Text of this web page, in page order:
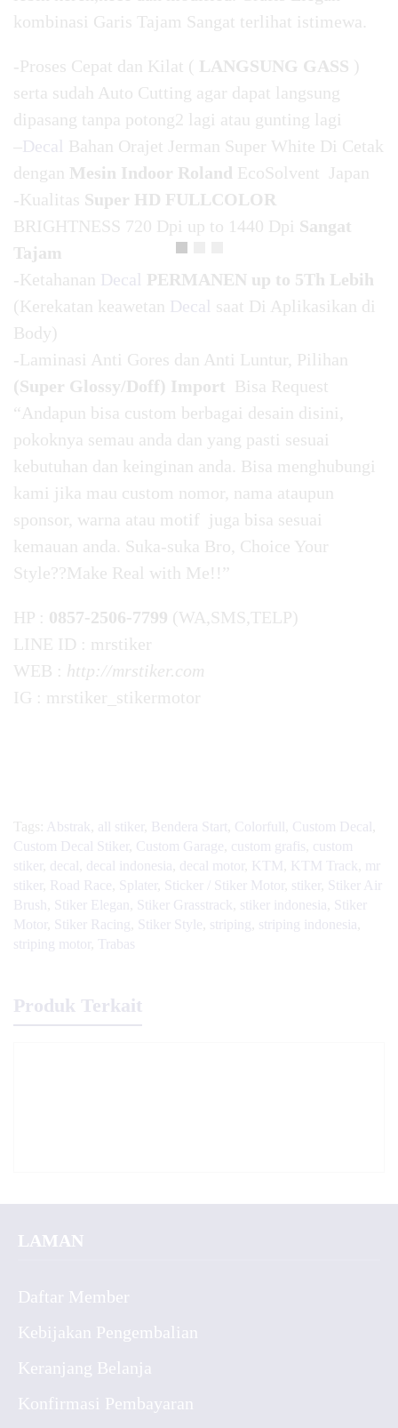
kombinasi Garis Tajam Sangat terlihat istimewa.
-Proses Cepat dan Kilat ( LANGSUNG GASS )
serta sudah Auto Cutting agar dapat langsung
dipasang tanpa potong2 lagi atau gunting lagi
–Decal Bahan Orajet Jerman Super White Di Cetak
dengan Mesin Indoor Roland EcoSolvent Japan
-Kualitas Super HD FULLCOLOR
BRIGHTNESS 720 Dpi up to 1440 Dpi Sangat
Tajam
-Ketahanan Decal PERMANEN up to 5Th Lebih
(Kerekatan keawetan Decal saat Di Aplikasikan di
Body)
-Laminasi Anti Gores dan Anti Luntur, Pilihan
(Super Glossy/Doff) Import Bisa Request
“Andapun bisa custom berbagai desain disini,
pokoknya semau anda dan yang pasti sesuai
kebutuhan dan keinginan anda. Bisa menghubungi
kami jika mau custom nomor, nama ataupun
sponsor, warna atau motif juga bisa sesuai
kemauan anda. Suka-suka Bro, Choice Your
Style??Make Real with Me!!”
HP : 0857-2506-7799 (WA,SMS,TELP)
LINE ID : mrstiker
WEB : http://mrstiker.com
IG : mrstiker_stikermotor
Tags: Abstrak all stiker Bendera Start Colorfull Custom Decal
Custom Decal Stiker
Custom Garage custom grafis custom
stiker
decal decal indonesia decal motor KTM KTM Track
mr
stiker
Road Race Splater Sticker / Stiker Motor stiker
Stiker Air
Brush
Stiker Elegan Stiker Grasstrack stiker indonesia
Stiker
Motor
Stiker Racing Stiker Style striping striping indonesia
striping motor
Trabas
Produk Terkait
LAMAN
Daftar Member
Kebijakan Pengembalian
Keranjang Belanja
Konfirmasi Pembayaran